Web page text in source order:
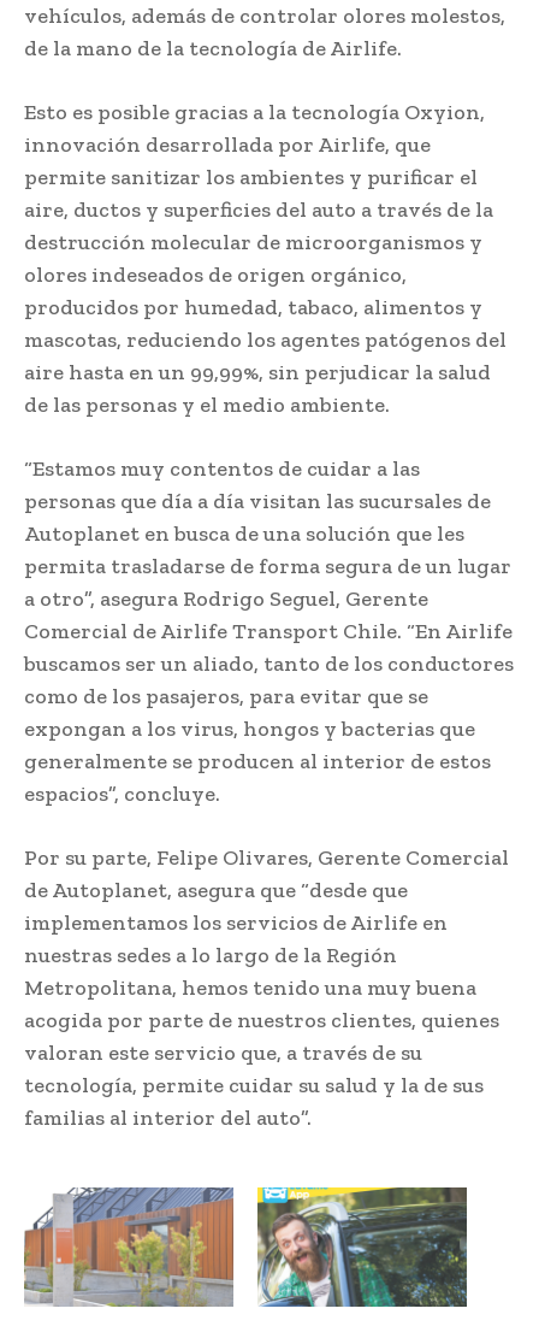
vehículos, además de controlar olores molestos,
de la mano de la tecnología de Airlife.
Esto es posible gracias a la tecnología Oxyion,
innovación desarrollada por Airlife, que
permite sanitizar los ambientes y purificar el
aire, ductos y superficies del auto a través de la
destrucción molecular de microorganismos y
olores indeseados de origen orgánico,
producidos por humedad, tabaco, alimentos y
mascotas, reduciendo los agentes patógenos del
aire hasta en un 99,99%, sin perjudicar la salud
de las personas y el medio ambiente.
“Estamos muy contentos de cuidar a las
personas que día a día visitan las sucursales de
Autoplanet en busca de una solución que les
permita trasladarse de forma segura de un lugar
a otro”, asegura Rodrigo Seguel, Gerente
Comercial de Airlife Transport Chile. “En Airlife
buscamos ser un aliado, tanto de los conductores
como de los pasajeros, para evitar que se
expongan a los virus, hongos y bacterias que
generalmente se producen al interior de estos
espacios”, concluye.
Por su parte, Felipe Olivares, Gerente Comercial
de Autoplanet, asegura que “desde que
implementamos los servicios de Airlife en
nuestras sedes a lo largo de la Región
Metropolitana, hemos tenido una muy buena
acogida por parte de nuestros clientes, quienes
valoran este servicio que, a través de su
tecnología, permite cuidar su salud y la de sus
familias al interior del auto”.